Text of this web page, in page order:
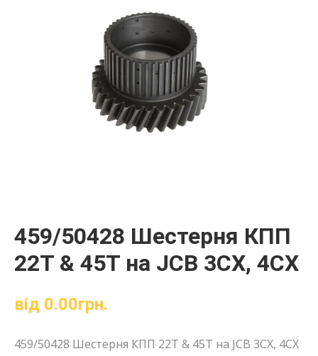
459/50428 Шестерня КПП
22T & 45T на JCB 3CX, 4CX
від 0.00грн.
459/50428 Шестерня КПП 22T & 45T на JCB 3CX, 4CX